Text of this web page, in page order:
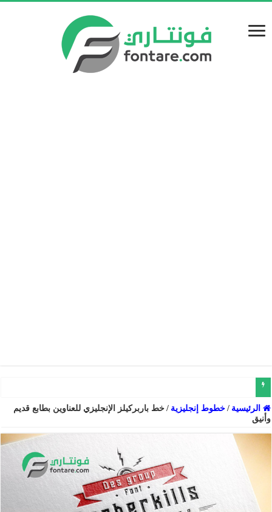
خط دارك السميك للعناوين والنصوص والشعارات عربي إنجليزي فارسي
الرئيسية / خطوط إنجليزية / خط باربركيلز الإنجليزي للعناوين بطابع قديم
وأنيق